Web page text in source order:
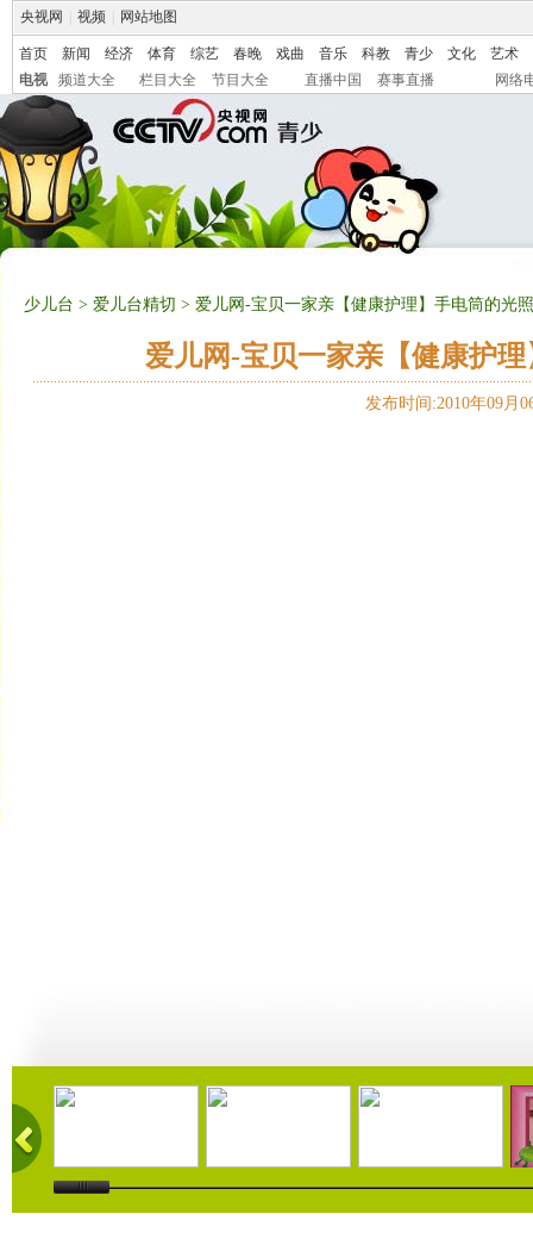
央视网 视频 网站地图
首页 新闻 经济 体育 综艺 春晚 戏曲 音乐 科教 青少 文化
艺术
电视
频道大全 栏目大全 节目大全 直播中国 赛事直播 网络
少儿台 > 爱儿台精切 > 爱儿网-宝贝一家亲【健康护理】手电筒的光
爱儿网-宝贝一家亲【健康护
发布时间:2010年09月
21:58 01:43 02:58